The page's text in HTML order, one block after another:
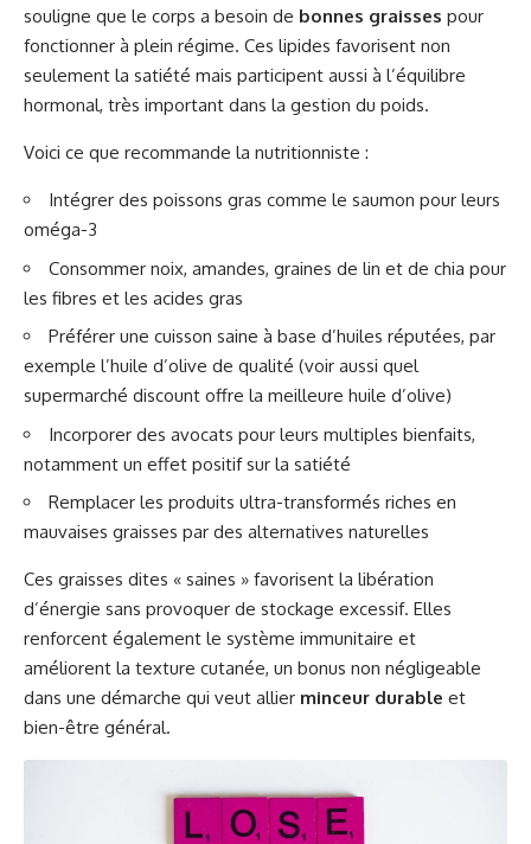
souligne que le corps a besoin de bonnes graisses pour
fonctionner à plein régime. Ces lipides favorisent non
seulement la satiété mais participent aussi à l’équilibre
hormonal, très important dans la gestion du poids.
Voici ce que recommande la nutritionniste :
Intégrer des poissons gras comme le saumon pour leurs
oméga-3
Consommer noix, amandes, graines de lin et de chia pour
les fibres et les acides gras
Préférer une cuisson saine à base d’huiles réputées, par
exemple l’huile d’olive de qualité (voir aussi quel
supermarché discount offre la meilleure huile d’olive)
Incorporer des avocats pour leurs multiples bienfaits,
notamment un effet positif sur la satiété
Remplacer les produits ultra-transformés riches en
mauvaises graisses par des alternatives naturelles
Ces graisses dites « saines » favorisent la libération
d’énergie sans provoquer de stockage excessif. Elles
renforcent également le système immunitaire et
améliorent la texture cutanée, un bonus non négligeable
dans une démarche qui veut allier minceur durable et
bien-être général.